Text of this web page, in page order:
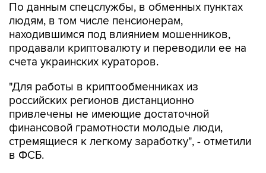
По данным спецслужбы, в обменных пунктах
людям, в том числе пенсионерам,
находившимся под влиянием мошенников,
продавали криптовалюту и переводили ее на
счета украинских кураторов.
"Для работы в криптообменниках из
российских регионов дистанционно
привлечены не имеющие достаточной
финансовой грамотности молодые люди,
стремящиеся к легкому заработку", - отметили
в ФСБ.